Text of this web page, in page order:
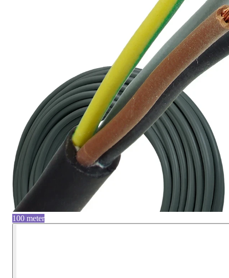
100 meter